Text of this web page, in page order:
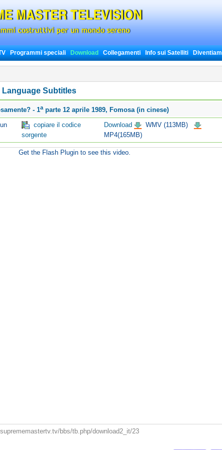
Programmi speciali Download Collegamenti Info sui Satelliti
Language Subtitles
- 1aparte 12 aprile 1989, Fomosa (in cinese)
copiare il codice
sorgente
Download
WMV (113MB)
MP4(165MB)
Get the Flash Plugin to see this video.
bbs/tb.php/download2_it/23